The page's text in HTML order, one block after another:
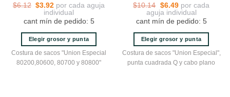
$6.12 El
precio
original
era:
$6.12.
$3.92 El
precio
actual
es:
$3.92.
por cada aguja
individual
cant mín de pedido: 5
Elegir grosor y punta
Este
producto
Costura de sacos "Union Especial
80200,80600, 80700 y 80800"
$10.14 El
precio
original
era:
$10.14.
$6.49El
precio
actual
es:
$6.49.
por cada
aguja individual
cant mín de pedido: 5
Elegir grosor y punta
Este
producto
Costura de sacos "Union Especial",
punta cuadrada Q y cabo plano